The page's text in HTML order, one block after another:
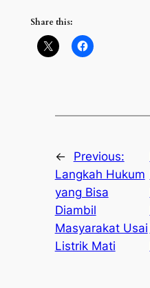
Share this:
←
Previous:
Langkah Hukum
yang Bisa
Diambil
Masyarakat Usai
Listrik Mati